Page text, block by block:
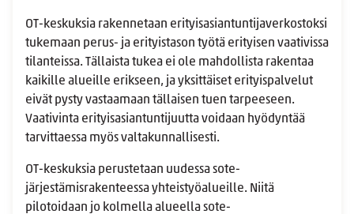
OT-keskuksia rakennetaan erityisasiantuntijaverkostoksi
tukemaan perus- ja erityistason työtä erityisen vaativissa
tilanteissa. Tällaista tukea ei ole mahdollista rakentaa
kaikille alueille erikseen, ja yksittäiset erityispalvelut
eivät pysty vastaamaan tällaisen tuen tarpeeseen.
Vaativinta erityisasiantuntijuutta voidaan hyödyntää
tarvittaessa myös valtakunnallisesti.
OT-keskuksia perustetaan uudessa sote-
järjestämisrakenteessa yhteistyöalueille. Niitä
pilotoidaan jo kolmella alueella sote-